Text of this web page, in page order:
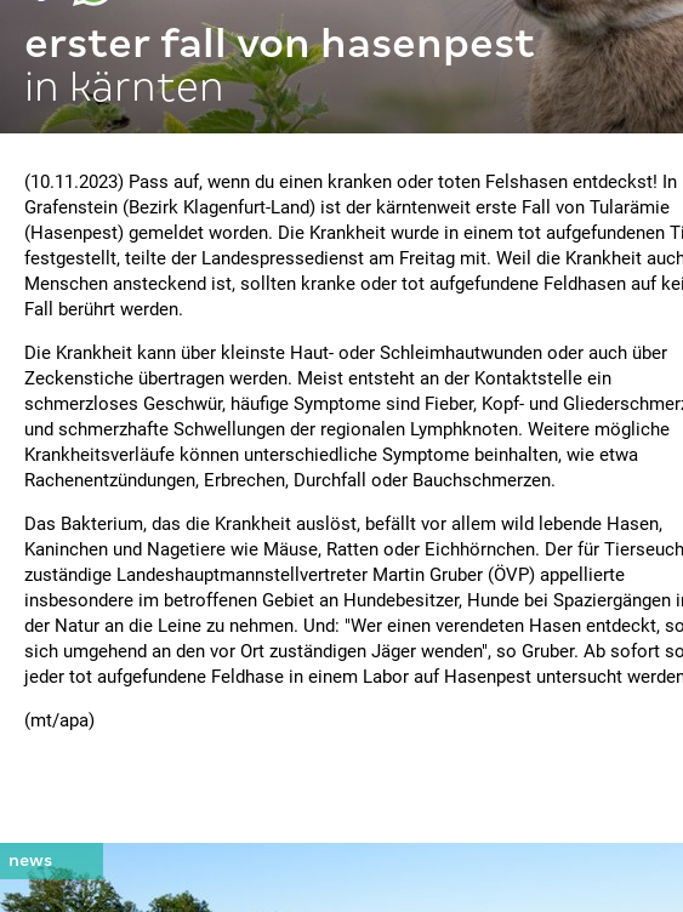
erster fall von hasenpest
in kärnten
(10.11.2023) Pass auf, wenn du einen kranken oder toten Felshasen entdeckst! In
Grafenstein (Bezirk Klagenfurt-Land) ist der kärntenweit erste Fall von Tularämie
(Hasenpest) gemeldet worden. Die Krankheit wurde in einem tot aufgefundenen
festgestellt, teilte der Landespressedienst am Freitag mit. Weil die Krankheit
Menschen ansteckend ist, sollten kranke oder tot aufgefundene Feldhasen auf
Fall berührt werden.
Die Krankheit kann über kleinste Haut- oder Schleimhautwunden oder auch über
Zeckenstiche übertragen werden. Meist entsteht an der Kontaktstelle ein
schmerzloses Geschwür, häufige Symptome sind Fieber, Kopf- und
und schmerzhafte Schwellungen der regionalen Lymphknoten. Weitere mögliche
Krankheitsverläufe können unterschiedliche Symptome beinhalten, wie etwa
Rachenentzündungen, Erbrechen, Durchfall oder Bauchschmerzen.
Das Bakterium, das die Krankheit auslöst, befällt vor allem wild lebende Hasen,
Kaninchen und Nagetiere wie Mäuse, Ratten oder Eichhörnchen. Der für
zuständige Landeshauptmannstellvertreter Martin Gruber (ÖVP) appellierte
insbesondere im betroffenen Gebiet an Hundebesitzer, Hunde bei Spaziergängen
der Natur an die Leine zu nehmen. Und: "Wer einen verendeten Hasen entdeckt,
sich umgehend an den vor Ort zuständigen Jäger wenden", so Gruber. Ab sofort soll
jeder tot aufgefundene Feldhase in einem Labor auf Hasenpest untersucht
(mt/apa)